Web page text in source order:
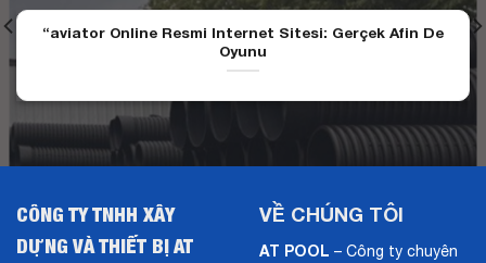
“aviator Online Resmi Internet Sitesi: Gerçek Afin De
Oyunu
CÔNG TY TNHH XÂY
DỰNG VÀ THIẾT BỊ AT
VỀ CHÚNG TÔI
AT POOL – Công ty chuyên